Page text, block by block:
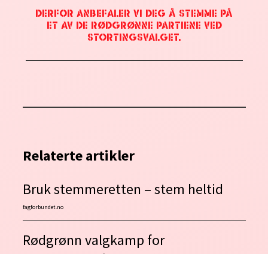
DERFOR ANBEFALER VI DEG Å STEMME PÅ
ET AV DE RØDGRØNNE PARTIENE VED
STORTINGSVALGET.
Relaterte artikler
Bruk stemmeretten – stem heltid
fagforbundet.no
Rødgrønn valgkamp for